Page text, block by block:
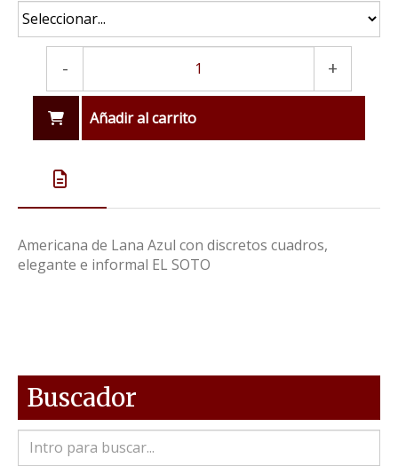
- +
Añadir al carrito
Americana de Lana Azul con discretos cuadros,
elegante e informal EL SOTO
Buscador